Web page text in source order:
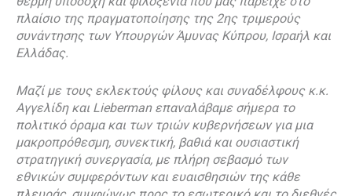
πλαίσιο της πραγματοποίησης της 2ης τριμερούς
συνάντησης των Υπουργών Άμυνας Κύπρου, Ισραήλ και
Ελλάδας.
Μαζί με τους εκλεκτούς φίλους και συναδέλφους κ.κ.
Αγγελίδη και Lieberman επαναλάβαμε σήμερα το
πολιτικό όραμα και των τριών κυβερνήσεων για μια
μακροπρόθεσμη, συνεκτική, βαθιά και ουσιαστική
στρατηγική συνεργασία, με πλήρη σεβασμό των
εθνικών συμφερόντων και ευαισθησιών της κάθε